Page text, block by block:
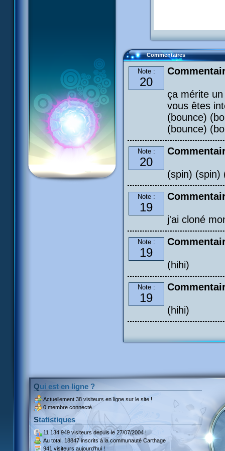
Commentaires
Note :
20
ça mérite
vous êtes
(bounce)
(bounce)
Note :
20
(spin) (spin)
Note :
19
j'ai cloné
Note :
19
(hihi)
Note :
19
(hihi)
Qui est en ligne ?
Actuellement 38 visiteurs en ligne sur le site !
0 membre connecté.
Statistiques
11 134 949 visiteursdepuis le 27/07/2004 !
Au total, 18847 inscritsà la communauté Carthage !
941 visiteurs aujourd'hui !